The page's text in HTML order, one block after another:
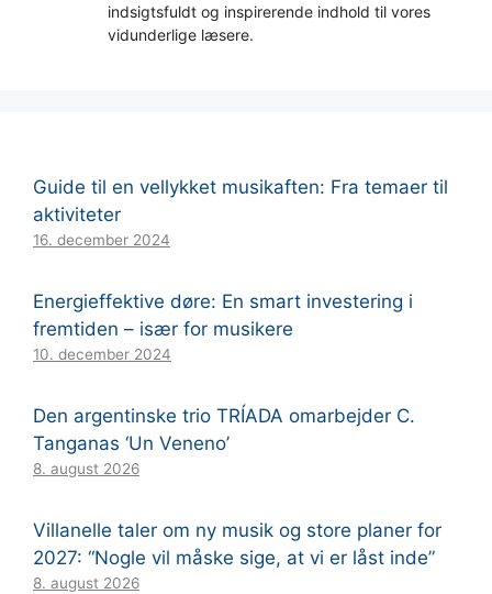
indsigtsfuldt og inspirerende indhold til vores
vidunderlige læsere.
Guide til en vellykket musikaften: Fra temaer til
aktiviteter
16. december 2024
Energieffektive døre: En smart investering i
fremtiden – især for musikere
10. december 2024
Den argentinske trio TRÍADA omarbejder C.
Tanganas ‘Un Veneno’
8. august 2026
Villanelle taler om ny musik og store planer for
2027: “Nogle vil måske sige, at vi er låst inde”
8. august 2026